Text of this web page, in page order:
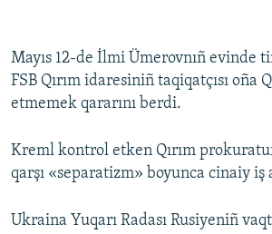
Mayıs 12-de İlmi Ümerovnıñ evinde
FSB Qırım idaresiniñ taqiqatçısı oña
etmemek qararını berdi.
Kreml kontrol etken Qırım
qarşı «separatizm» boyunca cinaiy iş
Ukraina Yuqarı Radası Rusiyeniñ